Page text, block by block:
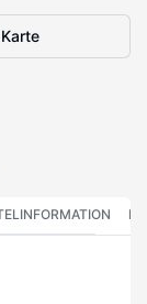
Karte